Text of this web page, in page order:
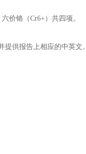
价铬（Cr6+）共四项。
供报告上相应的中英文。